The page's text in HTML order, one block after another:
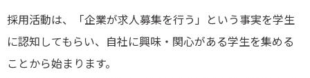
採用活動は、「企業が求人募集を行う」という事実を学生
に認知してもらい、自社に興味・関心がある学生を集める
ことから始まります。